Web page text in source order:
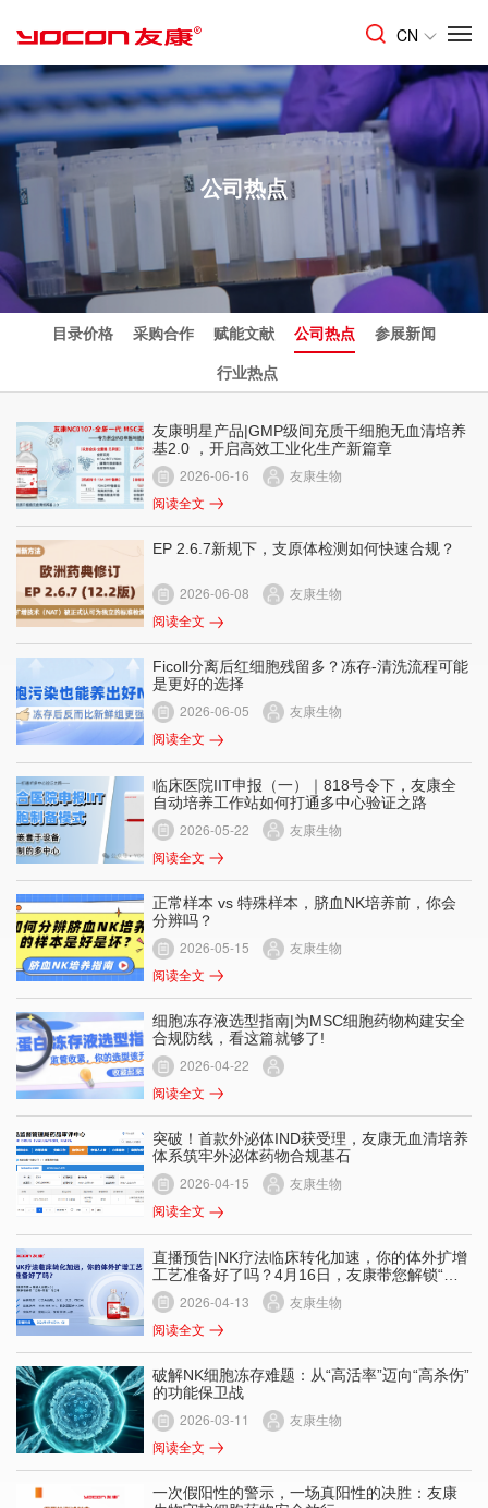
CN
公司热点
目录价格 采购合作 赋能文献 公司热点
参展新闻
行业热点
友康明星产品|GMP级间充质干细胞无血清培养
基2.0 ，开启高效工业化生产新篇章
2026-06-16
友康生物
阅读全文
EP 2.6.7新规下，支原体检测如何快速合规？
2026-06-08
友康生物
阅读全文
Ficoll分离后红细胞残留多？冻存-清洗流程可能
是更好的选择
2026-06-05
友康生物
阅读全文
临床医院IIT申报（一）｜818号令下，友康全
自动培养工作站如何打通多中心验证之路
2026-05-22
友康生物
阅读全文
正常样本 vs 特殊样本，脐血NK培养前，你会
分辨吗？
2026-05-15
友康生物
阅读全文
细胞冻存液选型指南|为MSC细胞药物构建安全
合规防线，看这篇就够了!
2026-04-22
阅读全文
突破！首款外泌体IND获受理，友康无血清培养
体系筑牢外泌体药物合规基石
2026-04-15
友康生物
阅读全文
直播预告|NK疗法临床转化加速，你的体外扩增
工艺准备好了吗？4月16日，友康带您解锁“合
规+效能”双突破！
2026-04-13
友康生物
阅读全文
破解NK细胞冻存难题：从“高活率”迈向“高杀伤”
的功能保卫战
2026-03-11
友康生物
阅读全文
一次假阳性的警示，一场真阳性的决胜：友康